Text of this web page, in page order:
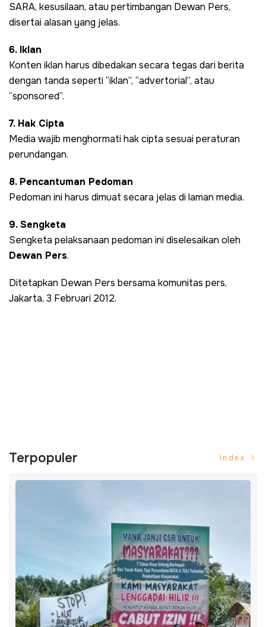
SARA, kesusilaan, atau pertimbangan Dewan Pers,
disertai alasan yang jelas.
6. Iklan
Konten iklan harus dibedakan secara tegas dari berita
dengan tanda seperti “iklan”, “advertorial”, atau
“sponsored”.
7. Hak Cipta
Media wajib menghormati hak cipta sesuai peraturan
perundangan.
8. Pencantuman Pedoman
Pedoman ini harus dimuat secara jelas di laman media.
9. Sengketa
Sengketa pelaksanaan pedoman ini diselesaikan oleh
Dewan Pers.
Ditetapkan Dewan Pers bersama komunitas pers,
Jakarta, 3 Februari 2012.
Terpopuler Index